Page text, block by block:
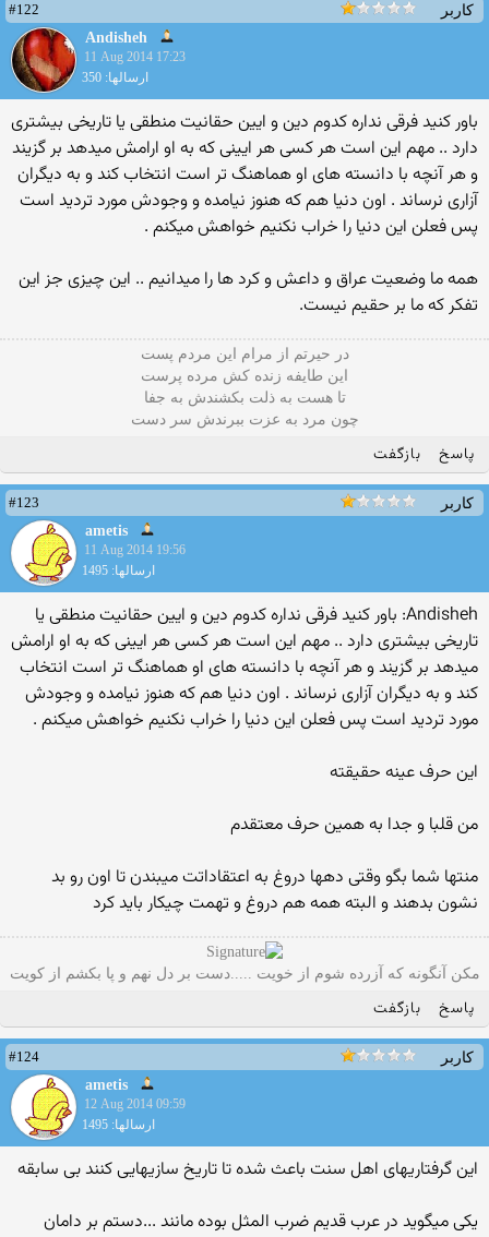
کاربر
#122
Andisheh
11 Aug 2014 17:23
ارسالها: 350
باور کنید فرقی نداره کدوم دین و ایین حقانیت منطقی یا تاریخی بیشتری
دارد .. مهم این است هر کسی هر ایینی که به او ارامش میدهد بر گزیند
و هر آنچه با دانسته های او هماهنگ تر است انتخاب کند و به دیگران
آزاری نرساند . اون دنیا هم که هنوز نیامده و وجودش مورد تردید است
پس فعلن این دنیا را خراب نکنیم خواهش میکنم .
همه ما وضعیت عراق و داعش و کرد ها را میدانیم .. این چیزی جز این
تفکر که ما بر حقیم نیست.
در حیرتم از مرام این مردم پست
این طایفه زنده کش مرده پرست
تا هست به ذلت بکشندش به جفا
چون مرد به عزت ببرندش سر دست
پاسخ بازگفت
کاربر
#123
ametis
11 Aug 2014 19:56
ارسالها: 1495
Andisheh: باور کنید فرقی نداره کدوم دین و ایین حقانیت منطقی یا
تاریخی بیشتری دارد .. مهم این است هر کسی هر ایینی که به او ارامش
میدهد بر گزیند و هر آنچه با دانسته های او هماهنگ تر است انتخاب
کند و به دیگران آزاری نرساند . اون دنیا هم که هنوز نیامده و وجودش
مورد تردید است پس فعلن این دنیا را خراب نکنیم خواهش میکنم .
این حرف عینه حقیقته
من قلبا و جدا به همین حرف معتقدم
منتها شما بگو وقتی دهها دروغ به اعتقاداتت میبندن تا اون رو بد
نشون بدهند و البته همه هم دروغ و تهمت چیکار باید کرد
مکن آنگونه که آزرده شوم از خویت .....دست بر دل نهم و پا بکشم از کویت
پاسخ بازگفت
کاربر
#124
ametis
12 Aug 2014 09:59
ارسالها: 1495
این گرفتاریهای اهل سنت باعث شده تا تاریخ سازیهایی کنند بی سابقه
یکی میگوید در عرب قدیم ضرب المثل بوده مانند ...دستم بر دامان